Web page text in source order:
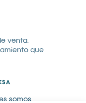
venta.
que
somos